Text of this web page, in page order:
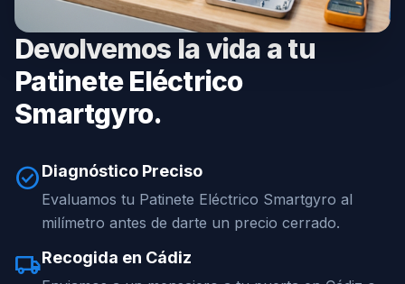
Devolvemos la vida a tu
Patinete Eléctrico
Smartgyro.
check_circleDiagnóstico Preciso
Evaluamos tu Patinete Eléctrico Smartgyro al
milímetro antes de darte un precio cerrado.
local_shippingRecogida en Cádiz